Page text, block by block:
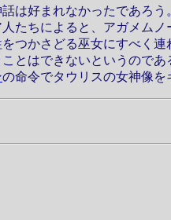
は好まれなかったであろう
たちによると、アガメムノ
つかさどる巫女にすべく
とはできないというのであ
の命令でタウリスの女神像を